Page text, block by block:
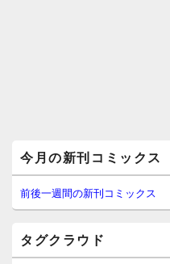
イ
ン
サ
イ
今月の新刊コミックス
前後一週間の新刊コミックス
タグクラウド